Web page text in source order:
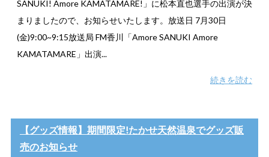
SANUKI! Amore KAMATAMARE!」に松本直也選手の出演が決
まりましたので、お知らせいたします。放送日 7月30日
(金)9:00~9:15放送局 FM香川「Amore SANUKI Amore
KAMATAMARE」出演...
続きを読む
【グッズ情報】期間限定!たかせ天然温泉でグッズ販
売のお知らせ